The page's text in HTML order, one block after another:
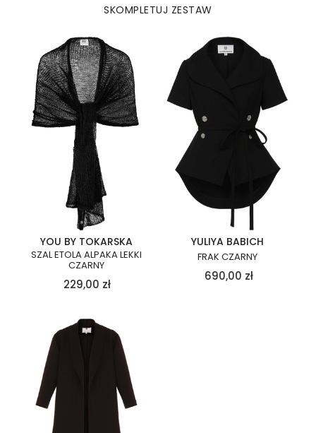
SKOMPLETUJ ZESTAW
YOU BY TOKARSKA
SZAL ETOLA ALPAKA LEKKI
CZARNY
229,00 zł
YULIYA BABICH
FRAK CZARNY
690,00 zł